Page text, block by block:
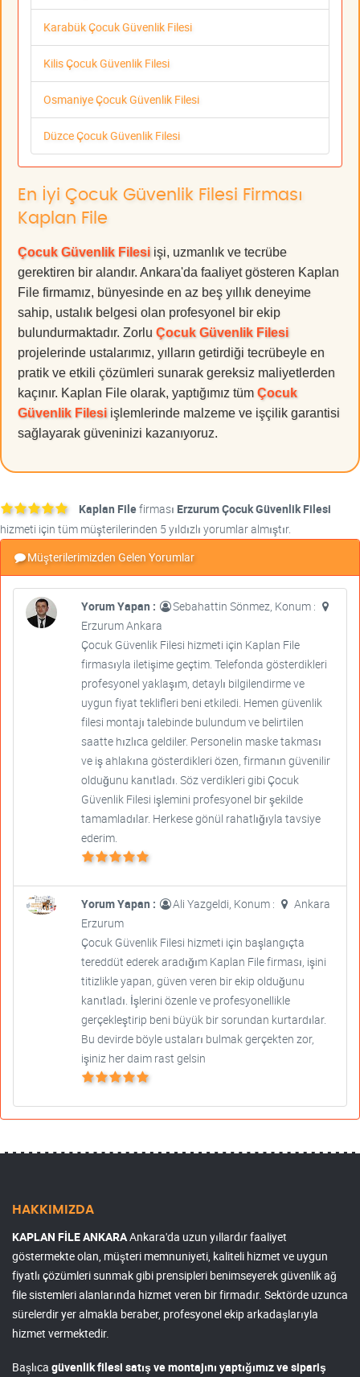
Karabük Çocuk Güvenlik Filesi
Kilis Çocuk Güvenlik Filesi
Osmaniye Çocuk Güvenlik Filesi
Düzce Çocuk Güvenlik Filesi
En İyi Çocuk Güvenlik Filesi Firması
Kaplan File
Çocuk Güvenlik Filesi işi, uzmanlık ve tecrübe
gerektiren bir alandır. Ankara'da faaliyet gösteren Kaplan
File firmamız, bünyesinde en az beş yıllık deneyime
sahip, ustalık belgesi olan profesyonel bir ekip
bulundurmaktadır. Zorlu Çocuk Güvenlik Filesi
projelerinde ustalarımız, yılların getirdiği tecrübeyle en
pratik ve etkili çözümleri sunarak gereksiz maliyetlerden
kaçınır. Kaplan File olarak, yaptığımız tüm Çocuk
Güvenlik Filesi işlemlerinde malzeme ve işçilik garantisi
sağlayarak güveninizi kazanıyoruz.
Kaplan Filefirması Erzurum Çocuk Güvenlik Filesi
hizmeti için tüm müşterilerinden 5 yıldızlı yorumlar almıştır.
Müşterilerimizden Gelen Yorumlar
Yorum Yapan :
Sebahattin Sönmez, Konum :
Erzurum Ankara
Çocuk Güvenlik Filesi hizmeti için Kaplan File
firmasıyla iletişime geçtim. Telefonda gösterdikleri
profesyonel yaklaşım, detaylı bilgilendirme ve
uygun fiyat teklifleri beni etkiledi. Hemen güvenlik
filesi montajı talebinde bulundum ve belirtilen
saatte hızlıca geldiler. Personelin maske takması
ve iş ahlakına gösterdikleri özen, firmanın güvenilir
olduğunu kanıtladı. Söz verdikleri gibi Çocuk
Güvenlik Filesi işlemini profesyonel bir şekilde
tamamladılar. Herkese gönül rahatlığıyla tavsiye
ederim.
Yorum Yapan : Ali Yazgeldi, Konum :
Ankara
Erzurum
Çocuk Güvenlik Filesi hizmeti için başlangıçta
tereddüt ederek aradığım Kaplan File firması, işini
titizlikle yapan, güven veren bir ekip olduğunu
kanıtladı. İşlerini özenle ve profesyonellikle
gerçekleştirip beni büyük bir sorundan kurtardılar.
Bu devirde böyle ustaları bulmak gerçekten zor,
işiniz her daim rast gelsin
HAKKIMIZDA
KAPLAN FİLE ANKARAAnkara'da uzun yıllardır faaliyet
göstermekte olan, müşteri memnuniyeti, kaliteli hizmet ve uygun
fiyatlı çözümleri sunmak gibi prensipleri benimseyerek güvenlik ağ
file sistemleri alanlarında hizmet veren bir firmadır. Sektörde uzunca
sürelerdir yer almakla beraber, profesyonel ekip arkadaşlarıyla
hizmet vermektedir.
Başlıca güvenlik filesi satış ve montajını yaptığımız ve sipariş